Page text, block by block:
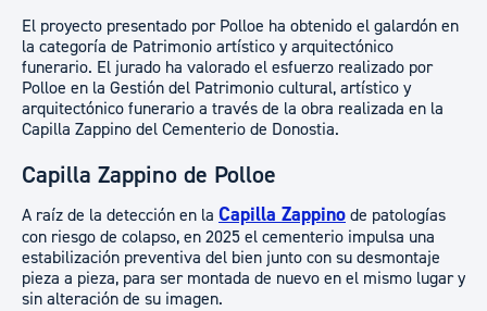
El proyecto presentado por Polloe ha obtenido el galardón en
la categoría de Patrimonio artístico y arquitectónico
funerario. El jurado ha valorado el esfuerzo realizado por
Polloe en la Gestión del Patrimonio cultural, artístico y
arquitectónico funerario a través de la obra realizada en la
Capilla Zappino del Cementerio de Donostia.
Capilla Zappino de Polloe
A raíz de la detección en la Capilla Zappino de patologías
con riesgo de colapso, en 2025 el cementerio impulsa una
estabilización preventiva del bien junto con su desmontaje
pieza a pieza, para ser montada de nuevo en el mismo lugar y
sin alteración de su imagen.